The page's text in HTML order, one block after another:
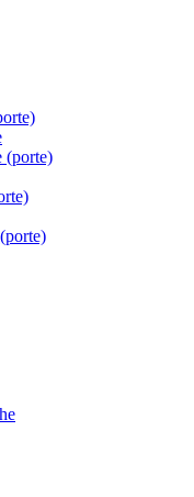
(porte)